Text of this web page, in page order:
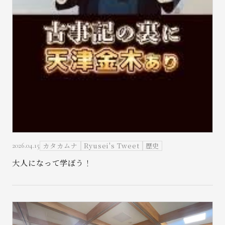
2026.04.15 カタカムナ Ryusei's Tweet 歴史
大人になって学ぼう！